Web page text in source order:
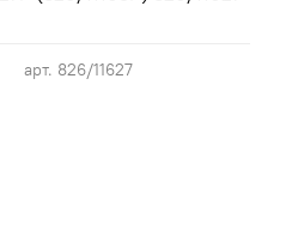
арт. 826/11627